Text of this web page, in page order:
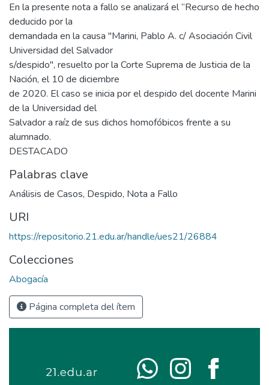
En la presente nota a fallo se analizará el “Recurso de hecho
deducido por la
demandada en la causa "Marini, Pablo A. c/ Asociación Civil
Universidad del Salvador
s/despido", resuelto por la Corte Suprema de Justicia de la
Nación, el 10 de diciembre
de 2020. El caso se inicia por el despido del docente Marini
de la Universidad del
Salvador a raíz de sus dichos homofóbicos frente a su
alumnado.
DESTACADO
Palabras clave
Análisis de Casos, Despido, Nota a Fallo
URI
https://repositorio.21.edu.ar/handle/ues21/26884
Colecciones
Abogacía
Página completa del ítem